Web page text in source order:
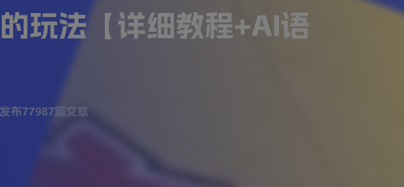
玩法【详细教程+AI语
发布77987篇文章